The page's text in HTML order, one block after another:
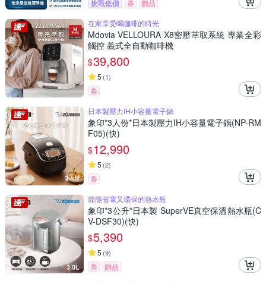
挑戰低價 券
贈品
在家享受喝咖啡的時光
Mdovia VELLOURA X8密壓萃取系統 專業全彩
觸控 義式全自動咖啡機
$39,800
5 (1)
券
日本製壓力IH小容量電子鍋
象印*3人份*日本製壓力IH小容量電子鍋(NP-RM
F05)(快)
$12,990
5 (2)
券
節能省電又環保的熱水瓶
象印*3公升*日本製 SuperVE真空保溫熱水瓶(C
V-DSF30)(快)
$5,390
5 (9)
券
贈品